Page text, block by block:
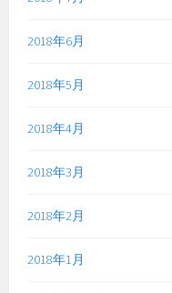
2018年6月
2018年5月
2018年4月
2018年3月
2018年2月
2018年1月